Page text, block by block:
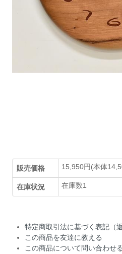
販売価格 15,950円(本体
在庫状況 在庫数1
特定商取引法に基づく表記（返
この商品を友達に教える
この商品について問い合わせる